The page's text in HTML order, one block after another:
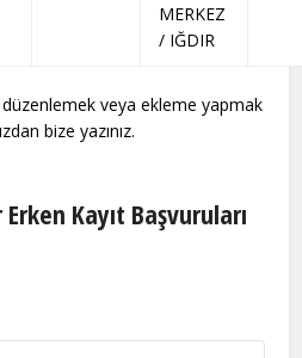
MERKEZ
/ IĞDIR
veya ekleme yapmak
bize yazınız.
Kayıt Başvuruları